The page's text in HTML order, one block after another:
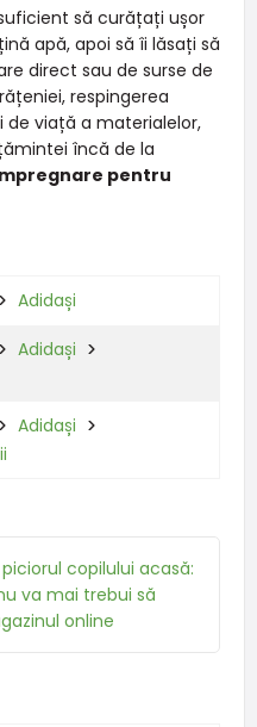
să curățați ușor
apă, apoi să îi lăsați să
direct sau de surse de
respingerea
de viață a materialelor,
încă de la
pentru
Adidași
Adidași
Adidași
copilului acasă:
va mai trebui să
online